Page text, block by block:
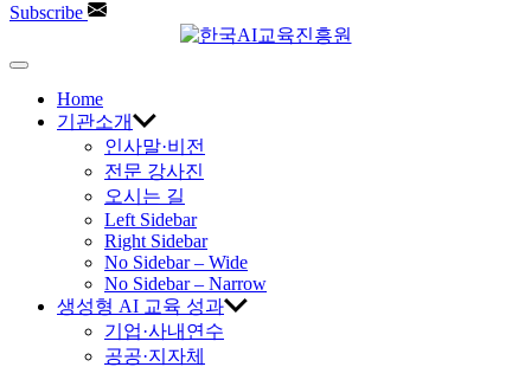
Subscribe
한
국
진
Off
CanvasHome
기관소개
인사말·비전
전문 강사진
오시는 길
Left Sidebar
Right Sidebar
No Sidebar – Wide
No Sidebar – Narrow
생성형 AI 교육 성과
기업·사내연수
공공·지자체